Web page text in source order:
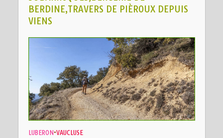
BERDINE,TRAVERS DE PIÈROUX DEPUIS
VIENS
LUBERON •VAUCLUSE